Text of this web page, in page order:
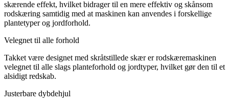
skærende effekt, hvilket bidrager til en mere effektiv og skånsom
rodskæring samtidig med at maskinen kan anvendes i forskellige
plantetyper og jordforhold.
Velegnet til alle forhold
Takket være designet med skråtstillede skær er rodskæremaskinen
velegnet til alle slags planteforhold og jordtyper, hvilket gør den til et
alsidigt redskab.
Justerbare dybdehjul